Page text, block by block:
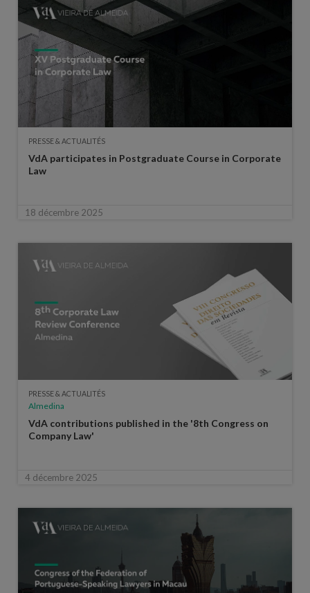
PRESSE & ACTUALITÉS
VdA participates in Postgraduate Course in Corporate
Law
18 décembre 2025
PRESSE & ACTUALITÉS
Almedina
VdA contributions published in the '8th Congress on
Company Law'
4 décembre 2025